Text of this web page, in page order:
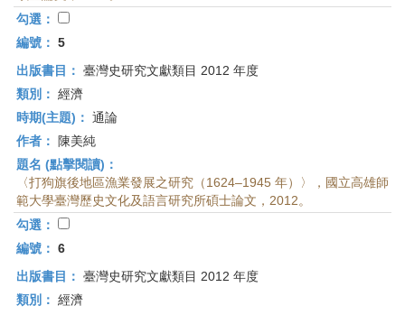
勾選：
編號： 5
出版書目： 臺灣史研究文獻類目 2012 年度
類別： 經濟
時期(主題)： 通論
作者：
陳美純
題名 (點擊閱讀)：
〈打狗旗後地區漁業發展之研究（1624–1945 年）〉，國立高雄師
範大學臺灣歷史文化及語言研究所碩士論文，2012。
勾選：
編號： 6
出版書目： 臺灣史研究文獻類目 2012 年度
類別： 經濟